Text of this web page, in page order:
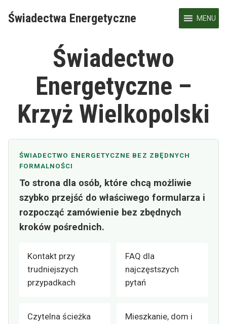
Świadectwa Energetyczne MENU
Świadectwo
Energetyczne –
Krzyż Wielkopolski
ŚWIADECTWO ENERGETYCZNE BEZ ZBĘDNYCH
FORMALNOŚCI
To strona dla osób, które chcą możliwie
szybko przejść do właściwego formularza i
rozpocząć zamówienie bez zbędnych
kroków pośrednich.
Kontakt przy
trudniejszych
przypadkach
FAQ dla
najczęstszych
pytań
Czytelna ścieżka
Mieszkanie, dom i